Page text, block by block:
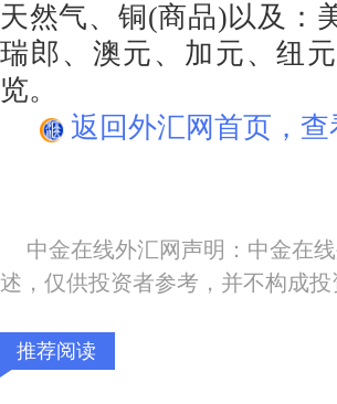
天然气、铜(商品)以及：
瑞郎、澳元、加元、纽
览。
返回外汇网首页，查
中金在线外汇网声明：中金在
述，仅供投资者参考，并不构成
推荐阅读